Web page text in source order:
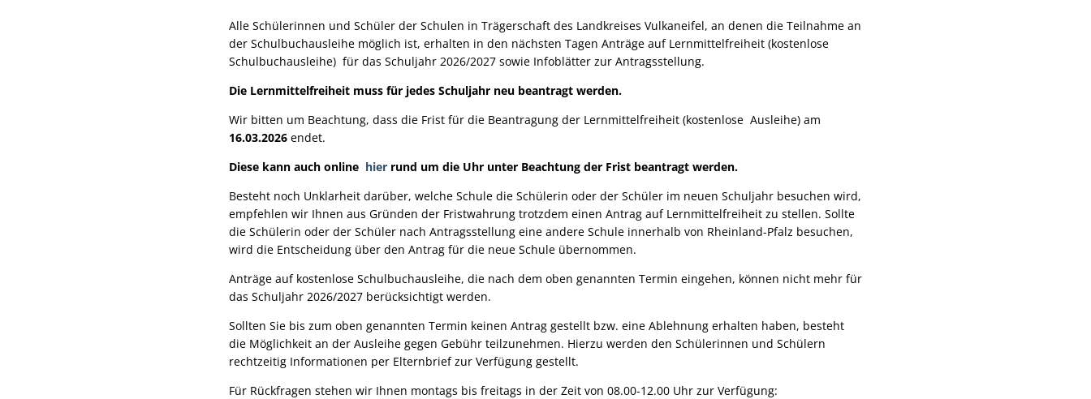
Alle Schülerinnen und Schüler der Schulen in Trägerschaft des Landkreises Vulkaneifel, an denen die Teilnahme an
der Schulbuchausleihe möglich ist, erhalten in den nächsten Tagen Anträge auf Lernmittelfreiheit (kostenlose
Schulbuchausleihe) für das Schuljahr 2026/2027 sowie Infoblätter zur Antragsstellung.
Die Lernmittelfreiheit muss für jedes Schuljahr neu beantragt werden.
Wir bitten um Beachtung, dass die Frist für die Beantragung der Lernmittelfreiheit (kostenlose Ausleihe) am
16.03.2026 endet.
Diese kann auch online hier rund um die Uhr unter Beachtung der Frist beantragt werden.
Besteht noch Unklarheit darüber, welche Schule die Schülerin oder der Schüler im neuen Schuljahr besuchen wird,
empfehlen wir Ihnen aus Gründen der Fristwahrung trotzdem einen Antrag auf Lernmittelfreiheit zu stellen. Sollte
die Schülerin oder der Schüler nach Antragsstellung eine andere Schule innerhalb von Rheinland-Pfalz besuchen,
wird die Entscheidung über den Antrag für die neue Schule übernommen.
Anträge auf kostenlose Schulbuchausleihe, die nach dem oben genannten Termin eingehen, können nicht mehr für
das Schuljahr 2026/2027 berücksichtigt werden.
Sollten Sie bis zum oben genannten Termin keinen Antrag gestellt bzw. eine Ablehnung erhalten haben, besteht
die Möglichkeit an der Ausleihe gegen Gebühr teilzunehmen. Hierzu werden den Schülerinnen und Schülern
rechtzeitig Informationen per Elternbrief zur Verfügung gestellt.
Für Rückfragen stehen wir Ihnen montags bis freitags in der Zeit von 08.00-12.00 Uhr zur Verfügung: